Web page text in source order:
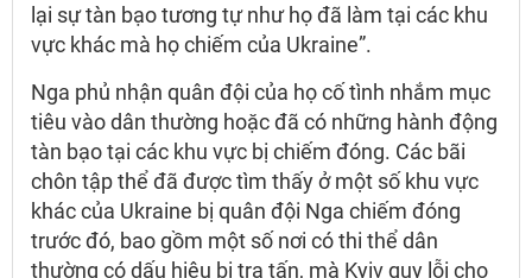
lại sự tàn bạo tương tự như họ đã làm tại các khu
vực khác mà họ chiếm của Ukraine”.
Nga phủ nhận quân đội của họ cố tình nhắm mục
tiêu vào dân thường hoặc đã có những hành động
tàn bạo tại các khu vực bị chiếm đóng. Các bãi
chôn tập thể đã được tìm thấy ở một số khu vực
khác của Ukraine bị quân đội Nga chiếm đóng
trước đó, bao gồm một số nơi có thi thể dân
thường có dấu hiệu bị tra tấn, mà Kyiv quy lỗi cho